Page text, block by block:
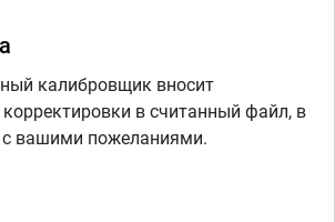
калибровщик вносит
в считанный файл, в
с вашими пожеланиями.